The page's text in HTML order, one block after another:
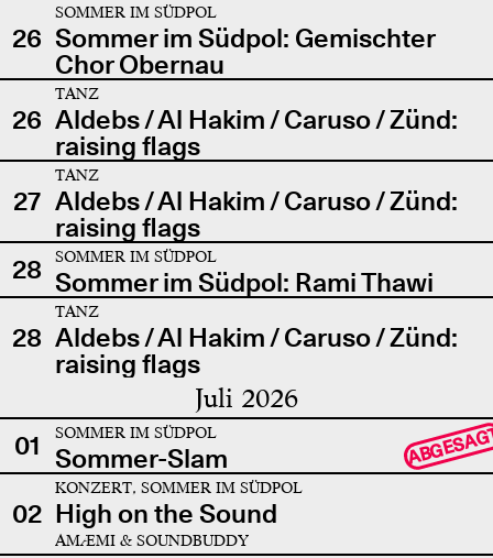
26
SOMMER IM SÜDPOL
Sommer im Südpol: Gemischter
Chor Obernau
26
TANZ
Aldebs / Al Hakim / Caruso / Zünd:
raising flags
27
TANZ
Aldebs / Al Hakim / Caruso / Zünd:
raising flags
28
SOMMER IM SÜDPOL
Sommer im Südpol: Rami Thawi
28
TANZ
Aldebs / Al Hakim / Caruso / Zünd:
raising flags
Juli 2026
01 SOMMER IM SÜDPOL
Sommer-Slam
02
KONZERT, SOMMER IM SÜDPOL
High on the Sound
AMÆMI & SOUNDBUDDY